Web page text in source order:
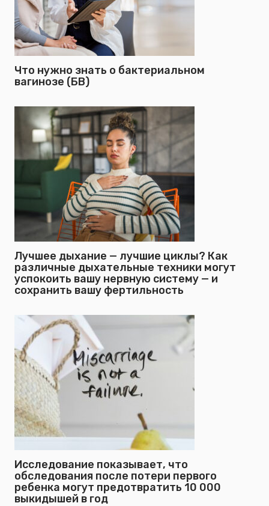
Что нужно знать о бактериальном
вагинозе (БВ)
Лучшее дыхание — лучшие циклы? Как
различные дыхательные техники могут
успокоить вашу нервную систему — и
сохранить вашу фертильность
Исследование показывает, что
обследования после потери первого
ребенка могут предотвратить 10 000
выкидышей в год